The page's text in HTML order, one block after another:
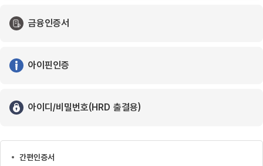
금융인증서
아이핀인증
아이디/비밀번호(HRD 출결용)
간편인증서